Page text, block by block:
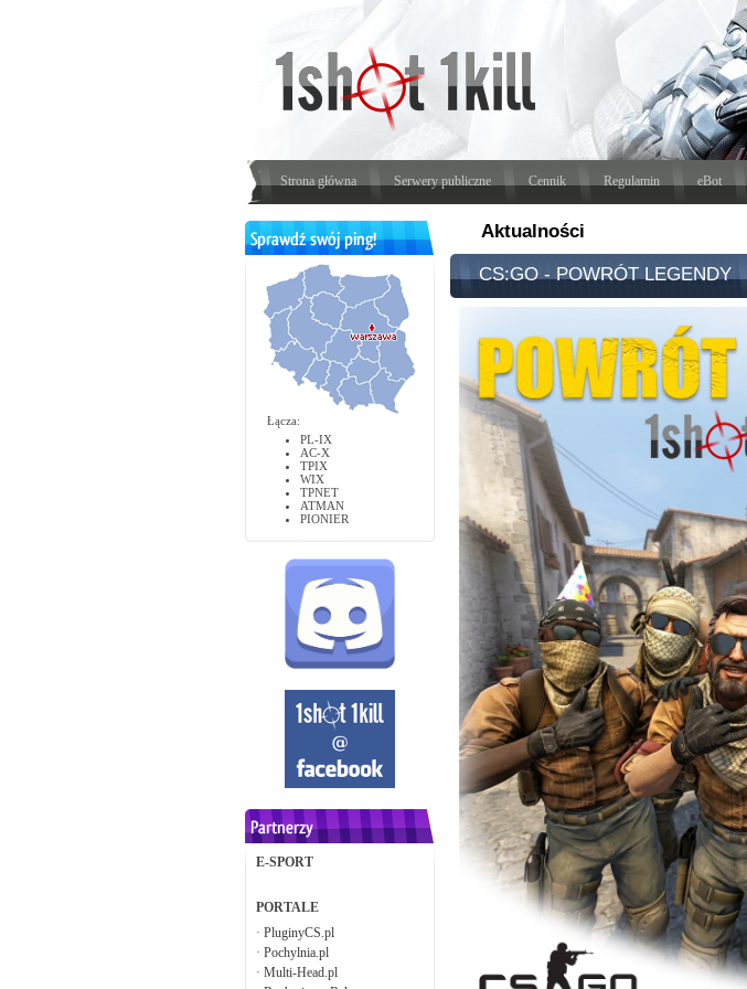
Strona główna Serwery publiczne Cennik Regulamin eBot
Łącza:
PL-IX
AC-X
TPIX
WIX
TPNET
ATMAN
PIONIER
E-SPORT
PORTALE
· PluginyCS.pl
· Pochylnia.pl
· Multi-Head.pl
Aktualności
CS:GO - POWRÓT LEGENDY